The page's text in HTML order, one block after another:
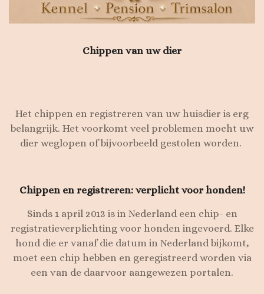
Chippen van uw dier
Het chippen en registreren van uw huisdier is erg
belangrijk. Het voorkomt veel problemen mocht uw
dier weglopen of bijvoorbeeld gestolen worden.
Chippen en registreren: verplicht voor honden!
Sinds 1 april 2013 is in Nederland een chip- en
registratieverplichting voor honden ingevoerd. Elke
hond die er vanaf die datum in Nederland bijkomt,
moet een chip hebben en geregistreerd worden via
een van de daarvoor aangewezen portalen.